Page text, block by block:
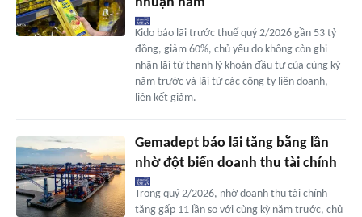
Kido báo lãi trước thuế quý 2/2026 gần 53 tỷ
đồng, giảm 60%, chủ yếu do không còn ghi
nhận lãi từ thanh lý khoản đầu tư của cùng kỳ
năm trước và lãi từ các công ty liên doanh,
liên kết giảm.
Gemadept báo lãi tăng bằng lần
nhờ đột biến doanh thu tài chính
Trong quý 2/2026, nhờ doanh thu tài chính
tăng gấp 11 lần so với cùng kỳ năm trước, chủ